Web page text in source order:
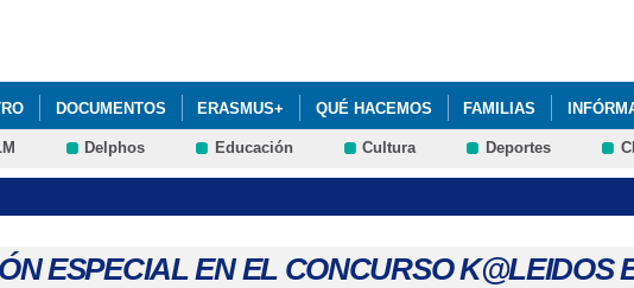
DOCUMENTOS ERASMUS+ QUÉ HACEMOS FAMILIAS
Delphos Educación Cultura Deportes
ESPECIAL EN EL CONCURSO K@LEIDOS